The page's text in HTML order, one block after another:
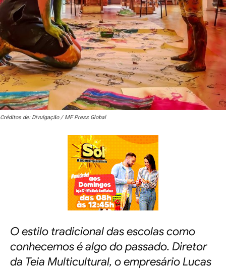
Créditos de: Divulgação / MF Press Global
O estilo tradicional das escolas como
conhecemos é algo do passado. Diretor
da Teia Multicultural, o empresário Lucas